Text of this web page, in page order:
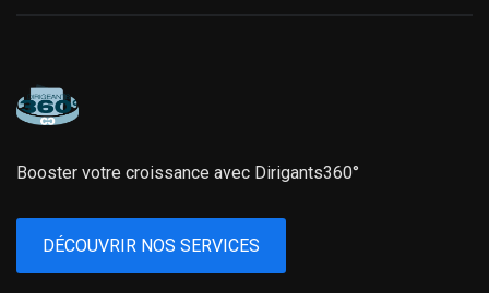
Booster votre croissance avec Dirigants360°
DÉCOUVRIR NOS SERVICES